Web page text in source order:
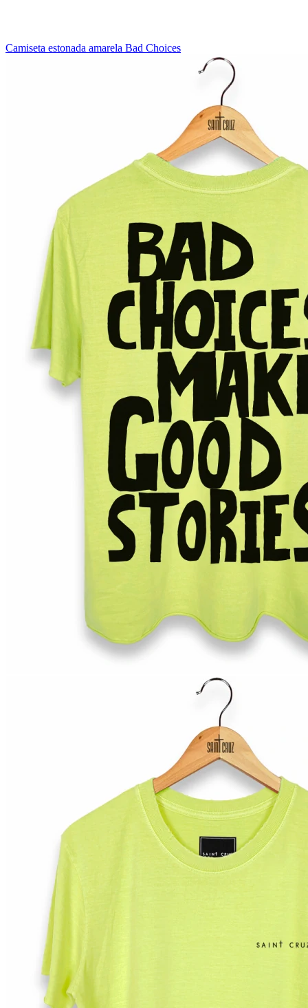
Camiseta estonada amarela Bad Choices